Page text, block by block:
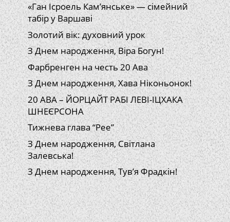
«Ган Ісроель Кам’янське» — сімейний
табір у Варшаві
Золотий вік: духовний урок
З Днем народження, Віра Богун!
Фарбренген на честь 20 Ава
З Днем народження, Хава Ніконьонок!
20 АВА – ЙОРЦАЙТ РАБІ ЛЕВІ-ІЦХАКА
ШНЕЄРСОНА
Тижнева глава “Рее”
З Днем народження, Світлана
Залевська!
З Днем народження, Тув’я Фрадкін!